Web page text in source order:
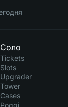
Соло
Tickets
Slots
Upgrader
Tower
Cases
Poggi